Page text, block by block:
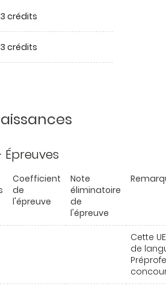
3 crédits
3 crédits
Coefficient
de
l'épreuve
Note
éliminatoire
de
l'épreuve
Cette
de